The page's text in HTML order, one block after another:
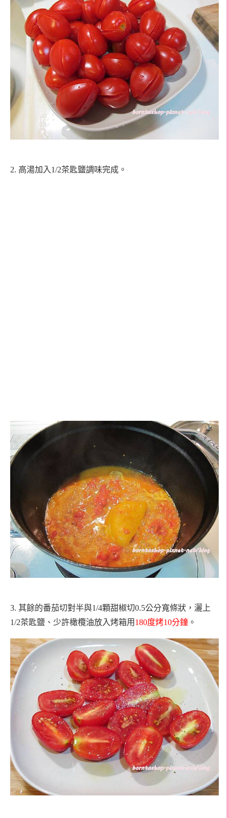
2. 高湯加入1/2茶匙鹽調味完成。
3. 其餘的番茄切對半與1/4顆甜椒切0.5公分寬條狀，灑上
1/2茶匙鹽、少許橄欖油放入烤箱用 180度烤10分鐘 。